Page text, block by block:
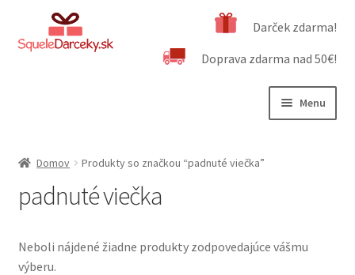
Preskočiť
na
Preskočiť
na
Darček zdarma!
Doprava zdarma nad 50€!
Menu
Dôležité informácie
Kontakt
Domov Produkty so značkou “padnuté viečka”
padnuté viečka
Neboli nájdené žiadne produkty zodpovedajúce vášmu
výberu.